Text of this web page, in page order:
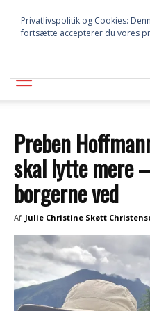
Preben
skal lytte mere
borgerne ved
Af Julie Christine Skøtt
Privatlivspolitik og Cookies:
fortsætte accepterer du vores